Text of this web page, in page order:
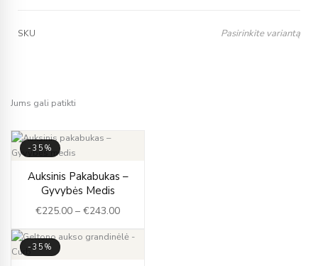
SKU Pasirinkite variantą
Jums gali patikti
-35%
Auksinis Pakabukas –
Gyvybės Medis
€225.00 – €243.00
range:
through
-35%